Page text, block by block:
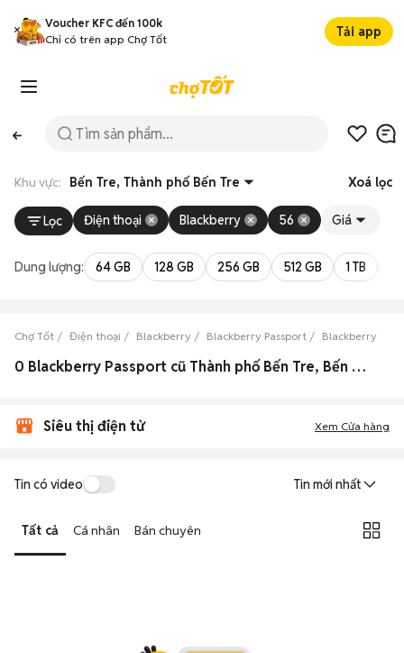
Voucher KFC đến 100k
Chỉ có trên app Chợ Tốt
Tải app
Khu vực: Bến Tre, Thành phố Bến Tre Xoá lọc
Lọc Điện thoại Blackberry 56 Giá
Dung lượng: 64 GB 128 GB 256 GB 512 GB 1 TB
Chợ Tốt Điện thoại Blackberry Blackberry Passport Blackberry
0 Blackberry Passport cũ Thành phố Bến Tre, Bến Tre đẹp
Siêu thị điện tử Xem Cửa hàng
Tin có video Tin mới nhất
Tất cả Cá nhân Bán chuyên